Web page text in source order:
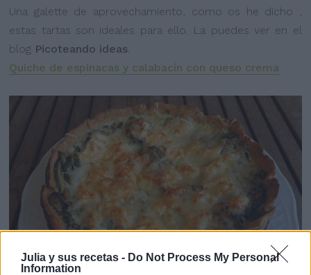
Julia y sus recetas - Do Not Process My Personal
Information
Una galette de aprovechamiento, como os he dicho ,
estas tartas son ideales para ello. La puedes ver en el
blog Picoteando ideas
Quiche de espinacas y calabacín con queso crema